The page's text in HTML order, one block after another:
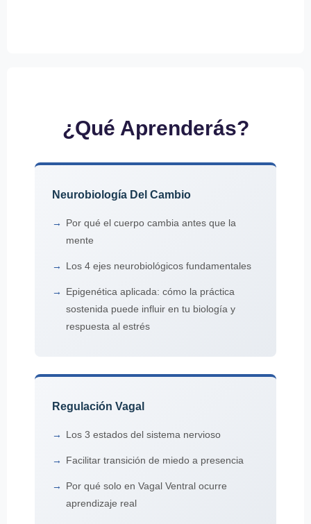
¿Qué Aprenderás?
Neurobiología Del Cambio
Por qué el cuerpo cambia antes que la
mente
Los 4 ejes neurobiológicos fundamentales
Epigenética aplicada: cómo la práctica
sostenida puede influir en tu biología y
respuesta al estrés
Regulación Vagal
Los 3 estados del sistema nervioso
Facilitar transición de miedo a presencia
Por qué solo en Vagal Ventral ocurre
aprendizaje real